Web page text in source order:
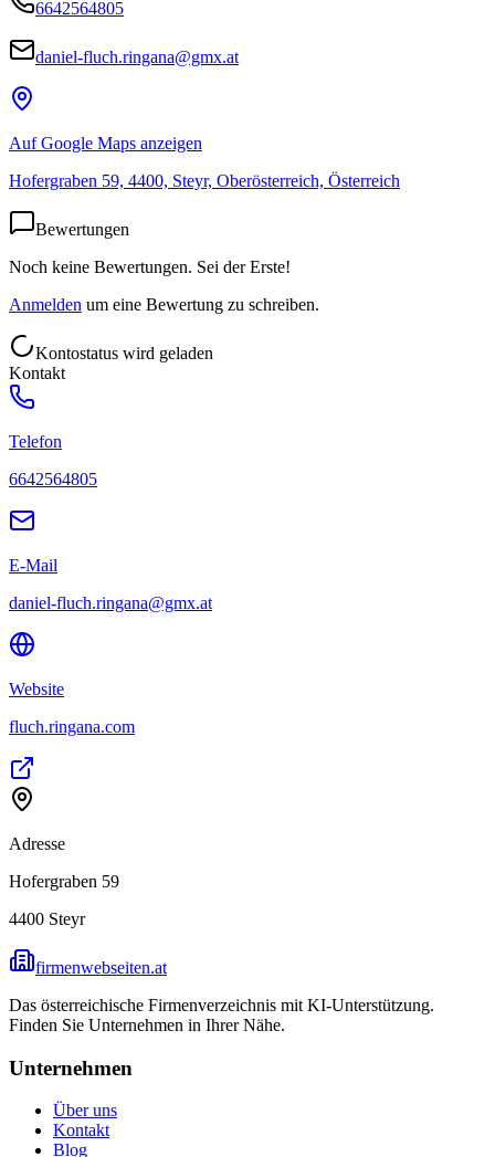
6642564805
daniel-fluch.ringana@gmx.at
Auf Google Maps anzeigen
Hofergraben 59, 4400, Steyr, Oberösterreich, Österreich
Bewertungen
Noch keine Bewertungen. Sei der Erste!
Anmelden um eine Bewertung zu schreiben.
Kontostatus wird geladen
Kontakt
Telefon
6642564805
E-Mail
daniel-fluch.ringana@gmx.at
Website
fluch.ringana.com
Adresse
Hofergraben 59
4400 Steyr
firmenwebseiten.at
Das österreichische Firmenverzeichnis mit KI-Unterstützung.
Finden Sie Unternehmen in Ihrer Nähe.
Unternehmen
Über uns
Kontakt
Blog